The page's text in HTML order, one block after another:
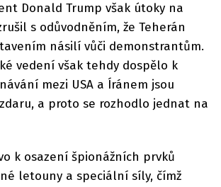
Donald Trump však útoky na
s odůvodněním, že Teherán
násilí vůči demonstrantům.
vedení však tehdy dospělo k
mezi USA a Íránem jsou
a proto se rozhodlo jednat na
k osazení špionážních prvků
letouny a speciální síly, čímž